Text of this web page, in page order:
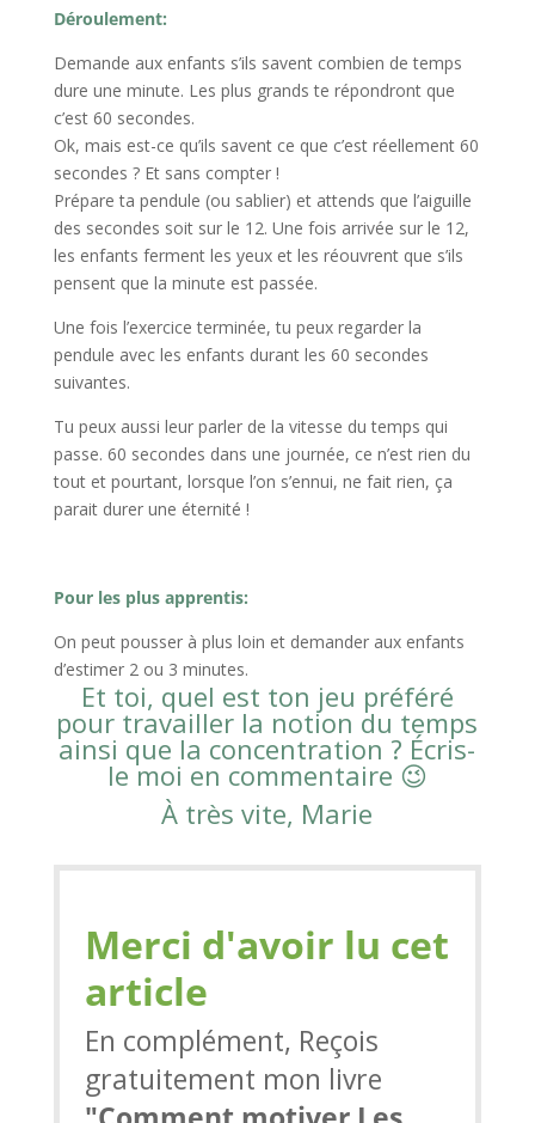
Déroulement:
Demande aux enfants s’ils savent combien de temps
dure une minute. Les plus grands te répondront que
c’est 60 secondes.
Ok, mais est-ce qu’ils savent ce que c’est réellement 60
secondes ? Et sans compter !
Prépare ta pendule (ou sablier) et attends que l’aiguille
des secondes soit sur le 12. Une fois arrivée sur le 12,
les enfants ferment les yeux et les réouvrent que s’ils
pensent que la minute est passée.
Une fois l’exercice terminée, tu peux regarder la
pendule avec les enfants durant les 60 secondes
suivantes.
Tu peux aussi leur parler de la vitesse du temps qui
passe. 60 secondes dans une journée, ce n’est rien du
tout et pourtant, lorsque l’on s’ennui, ne fait rien, ça
parait durer une éternité !
Pour les plus apprentis:
On peut pousser à plus loin et demander aux enfants
d’estimer 2 ou 3 minutes.
Et toi, quel est ton jeu préféré
pour travailler la notion du temps
ainsi que la concentration ? Écris-
le moi en commentaire 😉
À très vite, Marie
Merci d'avoir lu cet
article
En complément, Reçois
gratuitement mon livre